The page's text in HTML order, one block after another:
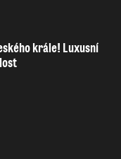
krále! Luxusní